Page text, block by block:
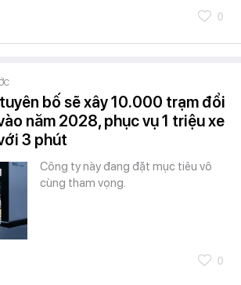
0
bố sẽ xây 10.000 trạm đổi
năm 2028, phục vụ 1 triệu xe
3 phút
Công ty này đang đặt mục tiêu vô
cùng tham vọng.
0